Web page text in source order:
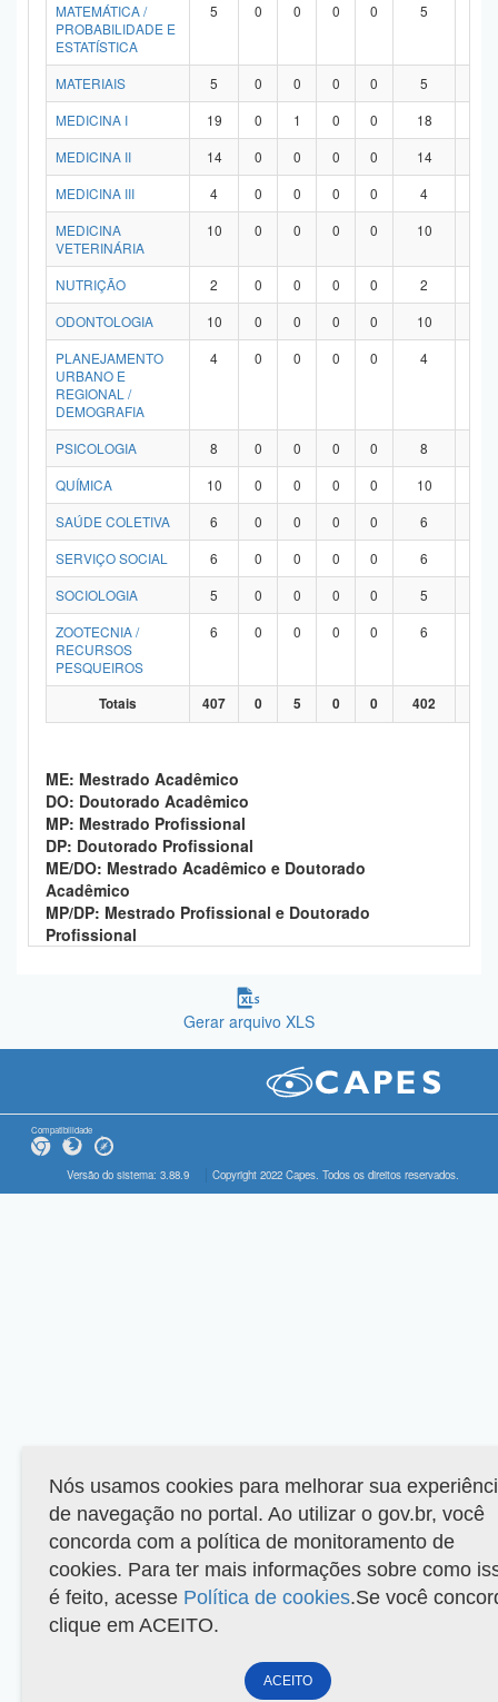
MATEMÁTICA /
PROBABILIDADE E
ESTATÍSTICA
5 0 0 0 0 5
MATERIAIS 5 0 0 0 0 5
MEDICINA I
19 0 1 0 0 18
MEDICINA II
14 0 0 0 0 14
MEDICINA III
4 0 0 0 0 4
MEDICINA
VETERINÁRIA
10 0 0 0 0 10
NUTRIÇÃO 2 0 0 0 0 2
ODONTOLOGIA
10 0 0 0 0 10
PLANEJAMENTO
URBANO E
REGIONAL /
DEMOGRAFIA
4 0 0 0 0 4
PSICOLOGIA 8 0 0 0 0 8
QUÍMICA
10 0 0 0 0 10
SAÚDE COLETIVA
6 0 0 0 0 6
SERVIÇO SOCIAL
6 0 0 0 0 6
SOCIOLOGIA
5 0 0 0 0 5
ZOOTECNIA /
RECURSOS
PESQUEIROS
6 0 0 0 0 6
Totais 407 0 5 0 0 402
ME: Mestrado Acadêmico
DO: Doutorado Acadêmico
MP: Mestrado Profissional
DP: Doutorado Profissional
ME/DO: Mestrado Acadêmico e Doutorado
Acadêmico
MP/DP: Mestrado Profissional e Doutorado
Profissional
Gerar arquivo XLS
Compatibilidade
Versão do sistema: 3.88.9 Copyright 2022 Capes. Todos os direitos reservados.
Nós usamos cookies para melhorar sua
de navegação no portal. Ao utilizar o gov.br, você
concorda com a política de monitoramento de
cookies. Para ter mais informações sobre como
é feito, acesse Política de cookies.Se você
clique em ACEITO.
ACEITO